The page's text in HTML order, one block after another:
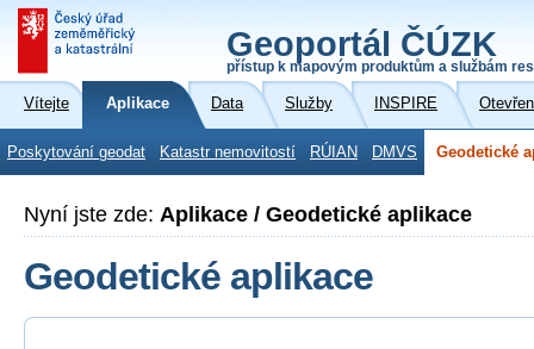
Geoportál ČÚZK
přístup k mapovým produktům a službám
Vítejte Aplikace Data Služby INSPIRE
Poskytování geodat Katastr nemovitostí RÚIAN DMVS Geodetické
Nyní jste zde: Aplikace / Geodetické aplikace
Geodetické aplikace